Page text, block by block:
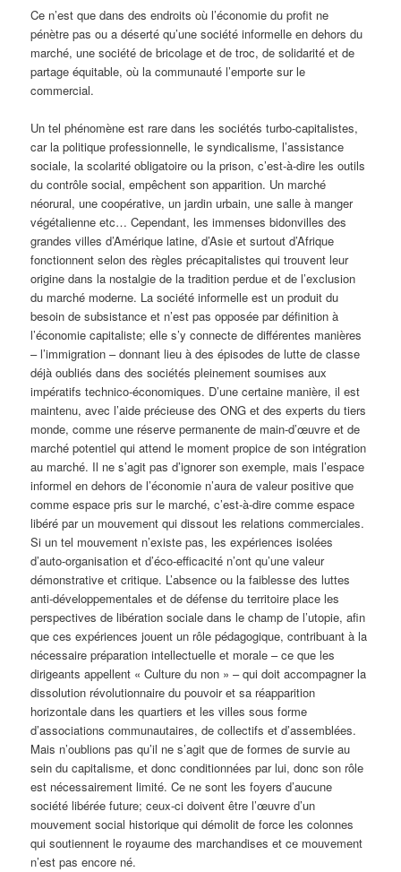
Ce n’est que dans des endroits où l’économie du profit ne
pénètre pas ou a déserté qu’une société informelle en dehors du
marché, une société de bricolage et de troc, de solidarité et de
partage équitable, où la communauté l’emporte sur le
commercial.
Un tel phénomène est rare dans les sociétés turbo-capitalistes,
car la politique professionnelle, le syndicalisme, l’assistance
sociale, la scolarité obligatoire ou la prison, c’est-à-dire les outils
du contrôle social, empêchent son apparition. Un marché
néorural, une coopérative, un jardin urbain, une salle à manger
végétalienne etc… Cependant, les immenses bidonvilles des
grandes villes d’Amérique latine, d’Asie et surtout d’Afrique
fonctionnent selon des règles précapitalistes qui trouvent leur
origine dans la nostalgie de la tradition perdue et de l’exclusion
du marché moderne. La société informelle est un produit du
besoin de subsistance et n’est pas opposée par définition à
l’économie capitaliste; elle s’y connecte de différentes manières
– l’immigration – donnant lieu à des épisodes de lutte de classe
déjà oubliés dans des sociétés pleinement soumises aux
impératifs technico-économiques. D’une certaine manière, il est
maintenu, avec l’aide précieuse des ONG et des experts du tiers
monde, comme une réserve permanente de main-d’œuvre et de
marché potentiel qui attend le moment propice de son intégration
au marché. Il ne s’agit pas d’ignorer son exemple, mais l’espace
informel en dehors de l’économie n’aura de valeur positive que
comme espace pris sur le marché, c’est-à-dire comme espace
libéré par un mouvement qui dissout les relations commerciales.
Si un tel mouvement n’existe pas, les expériences isolées
d’auto-organisation et d’éco-efficacité n’ont qu’une valeur
démonstrative et critique. L’absence ou la faiblesse des luttes
anti-développementales et de défense du territoire place les
perspectives de libération sociale dans le champ de l’utopie, afin
que ces expériences jouent un rôle pédagogique, contribuant à la
nécessaire préparation intellectuelle et morale – ce que les
dirigeants appellent « Culture du non » – qui doit accompagner la
dissolution révolutionnaire du pouvoir et sa réapparition
horizontale dans les quartiers et les villes sous forme
d’associations communautaires, de collectifs et d’assemblées.
Mais n’oublions pas qu’il ne s’agit que de formes de survie au
sein du capitalisme, et donc conditionnées par lui, donc son rôle
est nécessairement limité. Ce ne sont les foyers d’aucune
société libérée future; ceux-ci doivent être l’œuvre d’un
mouvement social historique qui démolit de force les colonnes
qui soutiennent le royaume des marchandises et ce mouvement
n’est pas encore né.